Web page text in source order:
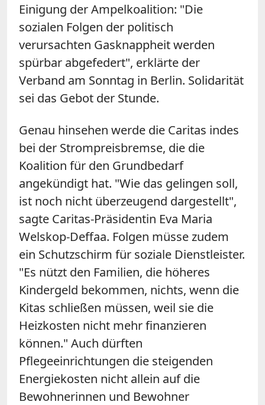
Einigung der Ampelkoalition: "Die
sozialen Folgen der politisch
verursachten Gasknappheit werden
spürbar abgefedert", erklärte der
Verband am Sonntag in Berlin. Solidarität
sei das Gebot der Stunde.
Genau hinsehen werde die Caritas indes
bei der Strompreisbremse, die die
Koalition für den Grundbedarf
angekündigt hat. "Wie das gelingen soll,
ist noch nicht überzeugend dargestellt",
sagte Caritas-Präsidentin Eva Maria
Welskop-Deffaa. Folgen müsse zudem
ein Schutzschirm für soziale Dienstleister.
"Es nützt den Familien, die höheres
Kindergeld bekommen, nichts, wenn die
Kitas schließen müssen, weil sie die
Heizkosten nicht mehr finanzieren
können." Auch dürften
Pflegeeinrichtungen die steigenden
Energiekosten nicht allein auf die
Bewohnerinnen und Bewohner